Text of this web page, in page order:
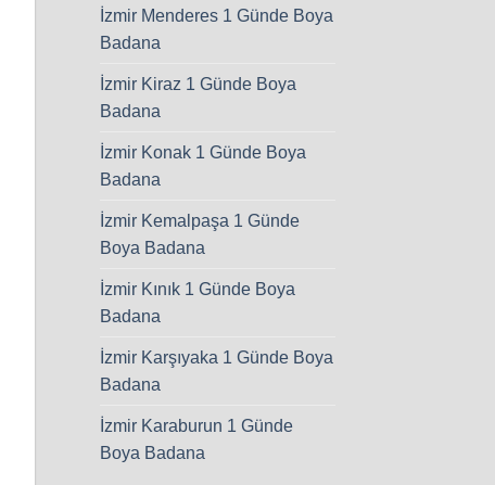
İzmir Menderes 1 Günde Boya
Badana
İzmir Kiraz 1 Günde Boya
Badana
İzmir Konak 1 Günde Boya
Badana
İzmir Kemalpaşa 1 Günde
Boya Badana
İzmir Kınık 1 Günde Boya
Badana
İzmir Karşıyaka 1 Günde Boya
Badana
İzmir Karaburun 1 Günde
Boya Badana